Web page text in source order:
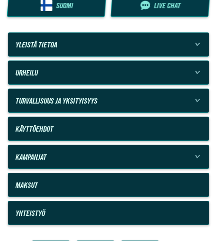
SUOMI LIVE CHAT
YLEISTÄ TIETOA
URHEILU
TURVALLISUUS JA YKSITYISYYS
KÄYTTÖEHDOT
KAMPANJAT
MAKSUT
YHTEISTYÖ